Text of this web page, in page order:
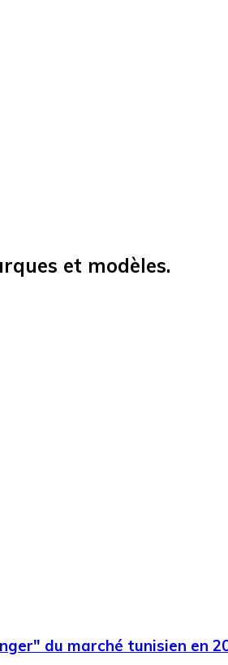
et modèles.
du marché tunisien en